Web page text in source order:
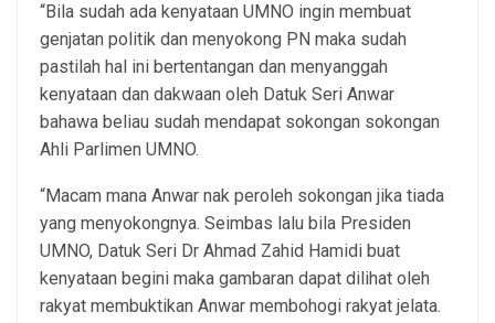
“Bila sudah ada kenyataan UMNO ingin membuat
genjatan politik dan menyokong PN maka sudah
pastilah hal ini bertentangan dan menyanggah
kenyataan dan dakwaan oleh Datuk Seri Anwar
bahawa beliau sudah mendapat sokongan sokongan
Ahli Parlimen UMNO.
“Macam mana Anwar nak peroleh sokongan jika tiada
yang menyokongnya. Seimbas lalu bila Presiden
UMNO, Datuk Seri Dr Ahmad Zahid Hamidi buat
kenyataan begini maka gambaran dapat dilihat oleh
rakyat membuktikan Anwar membohogi rakyat jelata.